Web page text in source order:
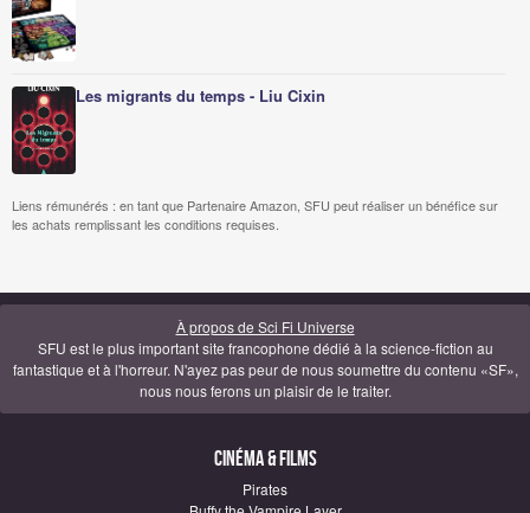
Les migrants du temps - Liu Cixin
Liens rémunérés : en tant que Partenaire Amazon, SFU peut réaliser un bénéfice sur
les achats remplissant les conditions requises.
À propos de Sci Fi Universe
SFU est le plus important site francophone dédié à la science-fiction au
fantastique et à l'horreur. N'ayez pas peur de nous soumettre du contenu «SF»,
nous nous ferons un plaisir de le traiter.
Cinéma & Films
Pirates